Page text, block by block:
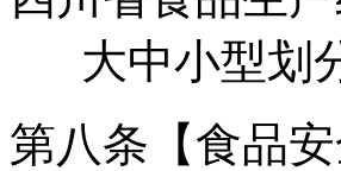
大中小型划
第八条【食品